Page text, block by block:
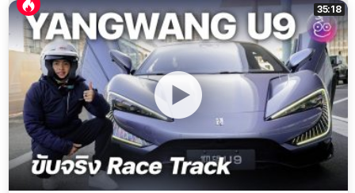
35:18